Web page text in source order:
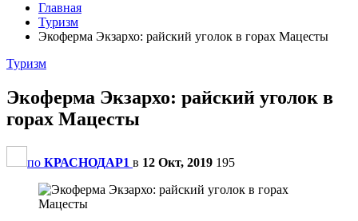
Главная
Туризм
Экоферма Экзархо: райский уголок в горах Мацесты
Туризм
Экоферма Экзархо: райский уголок в
горах Мацесты
по КРАСНОДАР1 в 12 Окт, 2019 195